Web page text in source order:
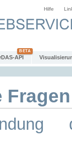
Hilfe
API